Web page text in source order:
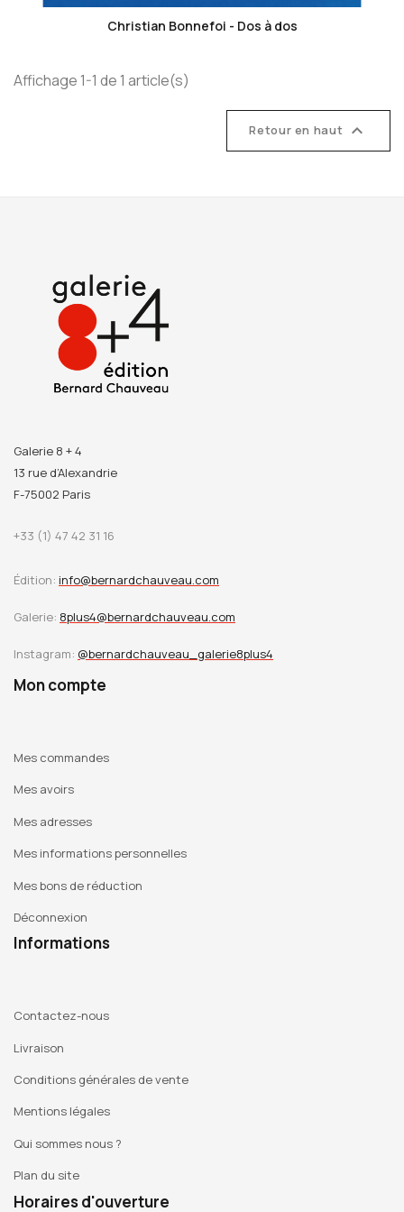
Christian Bonnefoi - Dos à dos
Affichage 1-1 de 1 article(s)
Retour en haut 
Galerie 8 + 4
13 rue d’Alexandrie
F-75002 Paris
+33 (1) 47 42 31 16
Édition: info@bernardchauveau.com
Galerie: 8plus4@bernardchauveau.com
Instagram: @bernardchauveau_galerie8plus4
Mon compte
Mes commandes
Mes avoirs
Mes adresses
Mes informations personnelles
Mes bons de réduction
Déconnexion
Informations
Contactez-nous
Livraison
Conditions générales de vente
Mentions légales
Qui sommes nous ?
Plan du site
Horaires d'ouverture